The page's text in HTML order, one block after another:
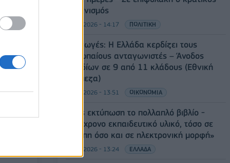
μηχανισμός
09/08/2026 - 14:17 ΠΟΛΙΤΙΚΗ
Εξαγωγές: Η Ελλάδα κερδίζει τους
Ευρωπαίους ανταγωνιστές – Άνοδος
μεριδίων σε 9 από 11 κλάδους (Εθνική
Τράπεζα)
09/08/2026 - 13:51 ΟΙΚΟΝΟΜΙΑ
Προς εκτύπωση το πολλαπλό βιβλίο -
«Σύγχρονο εκπαιδευτικό υλικό, τόσο σε
έντυπη όσο και σε ηλεκτρονική μορφή»
09/08/2026 - 13:24 ΕΛΛΑΔΑ